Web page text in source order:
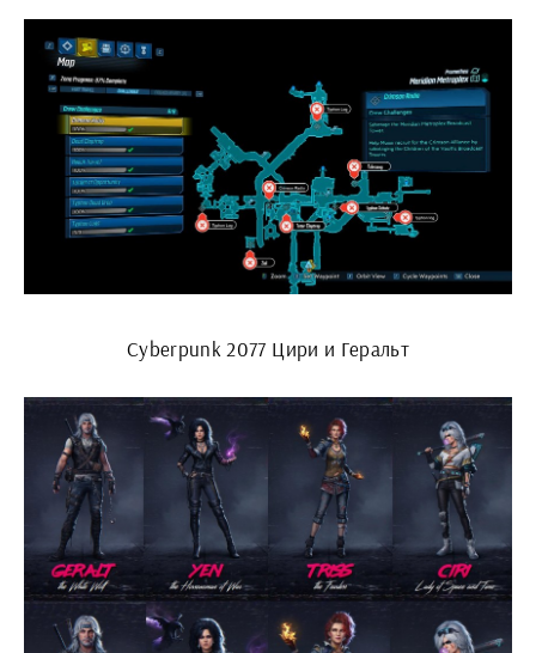
Cyberpunk 2077 Цири и Геральт